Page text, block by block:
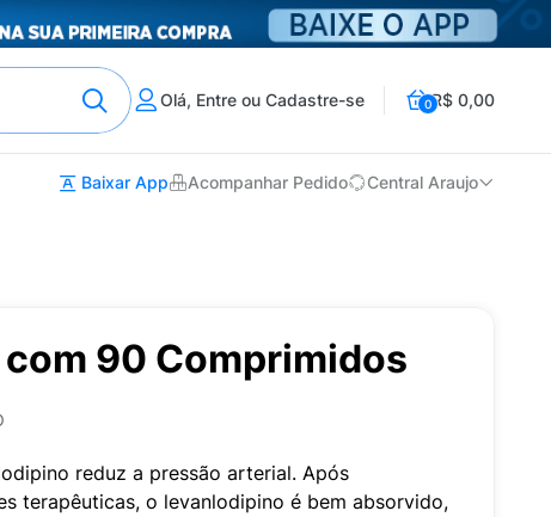
Olá, Entre ou Cadastre-se 0R$ 0,00
Baixar App Acompanhar Pedido Central Araujo
90 Comprimidos
reduz a pressão arterial. Após
terapêuticas, o levanlodipino é bem absorvido,